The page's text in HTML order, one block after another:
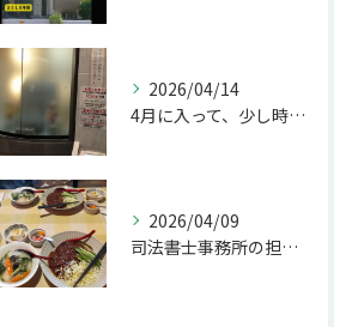
2026/04/14
4月に入って、少し時間ができたのでお墓参りへ。
2026/04/09
司法書士事務所の担当者が来訪されたので、会社から徒歩圏内の「...